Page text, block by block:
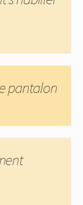
pantalon